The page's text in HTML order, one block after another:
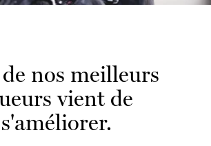
nos meilleurs
vient de
s'améliorer.